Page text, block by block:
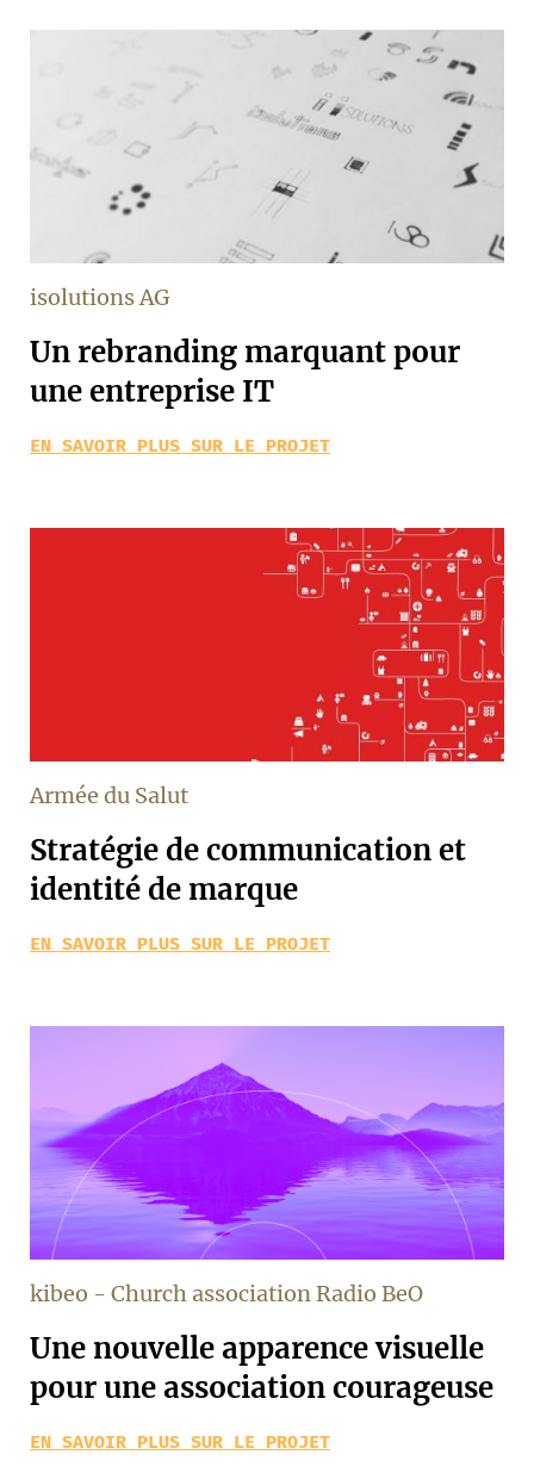
isolutions AG
Un rebranding marquant pour
une entreprise IT
EN SAVOIR PLUS SUR LE PROJET
Armée du Salut
Stratégie de communication et
identité de marque
EN SAVOIR PLUS SUR LE PROJET
kibeo - Church association Radio BeO
Une nouvelle apparence visuelle
pour une association courageuse
EN SAVOIR PLUS SUR LE PROJET